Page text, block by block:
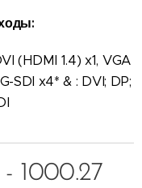
(HDMI 1.4) x1, VGA
SDI x4* & : DVI; DP;